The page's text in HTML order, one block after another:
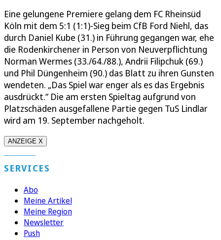
Eine gelungene Premiere gelang dem FC Rheinsüd
Köln mit dem 5:1 (1:1)-Sieg beim CfB Ford Niehl, das
durch Daniel Kube (31.) in Führung gegangen war, ehe
die Rodenkirchener in Person von Neuverpflichtung
Norman Wermes (33./64./88.), Andrii Filipchuk (69.)
und Phil Düngenheim (90.) das Blatt zu ihren Gunsten
wendeten. „Das Spiel war enger als es das Ergebnis
ausdrückt.“ Die am ersten Spieltag aufgrund von
Platzschäden ausgefallene Partie gegen TuS Lindlar
wird am 19. September nachgeholt.
ANZEIGE X
SERVICES
Abo
Meine Artikel
Meine Region
Newsletter
Push